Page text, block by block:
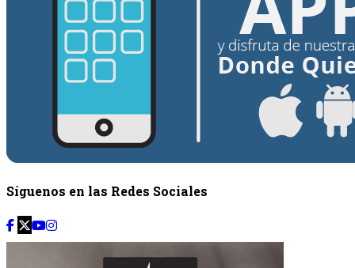
Síguenos en las Redes Sociales